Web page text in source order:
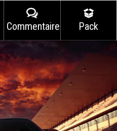
Commentaires Pack